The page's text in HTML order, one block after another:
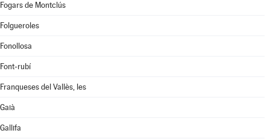
Fogars de Montclús
Folgueroles
Fonollosa
Font-rubí
Franqueses del Vallès, les
Gaià
Gallifa